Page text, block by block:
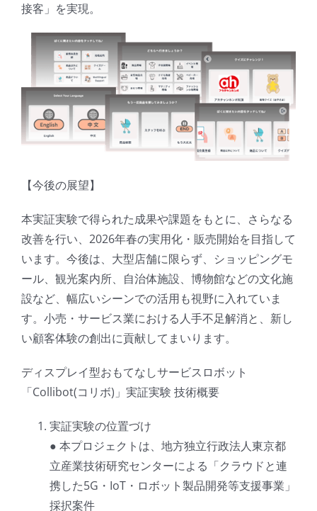
接客」を実現。
【今後の展望】
本実証実験で得られた成果や課題をもとに、さらなる
改善を行い、2026年春の実用化・販売開始を目指して
います。今後は、大型店舗に限らず、ショッピングモ
ール、観光案内所、自治体施設、博物館などの文化施
設など、幅広いシーンでの活用も視野に入れていま
す。小売・サービス業における人手不足解消と、新し
い顧客体験の創出に貢献してまいります。
ディスプレイ型おもてなしサービスロボット
「Collibot(コリボ)」実証実験 技術概要
実証実験の位置づけ
● 本プロジェクトは、地方独立行政法人東京都
立産業技術研究センターによる「クラウドと連
携した5G・IoT・ロボット製品開発等支援事業」
採択案件